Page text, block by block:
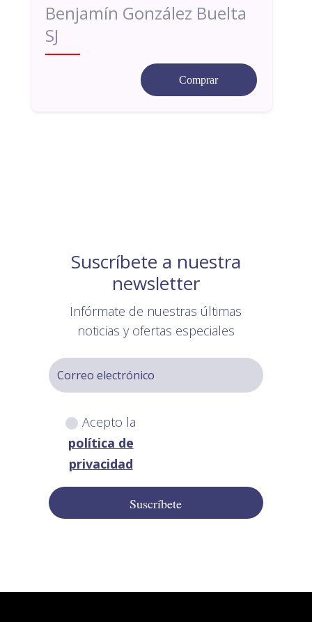
Benjamín González Buelta
SJ
Comprar
Suscríbete a nuestra
newsletter
Infórmate de nuestras últimas
noticias y ofertas especiales
Acepto la
política de
privacidad
Suscríbete